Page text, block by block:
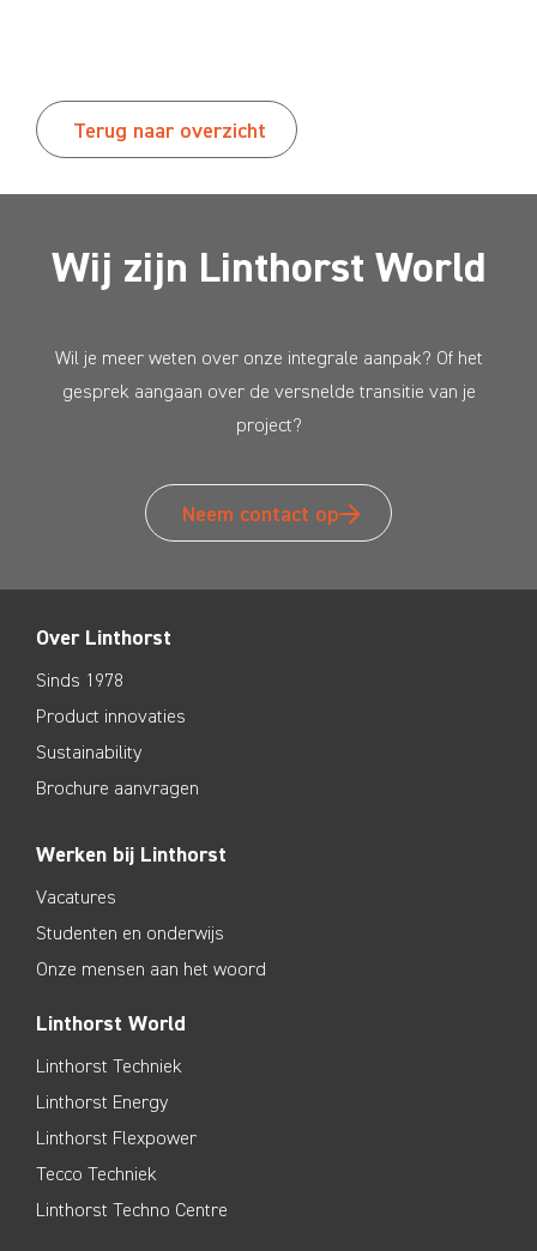
Terug naar overzicht
Wij zijn Linthorst World
Wil je meer weten over onze integrale aanpak? Of het
gesprek aangaan over de versnelde transitie van je
project?
Neem contact op
Over Linthorst
Sinds 1978
Product innovaties
Sustainability
Brochure aanvragen
Werken bij Linthorst
Vacatures
Studenten en onderwijs
Onze mensen aan het woord
Linthorst World
Linthorst Techniek
Linthorst Energy
Linthorst Flexpower
Tecco Techniek
Linthorst Techno Centre